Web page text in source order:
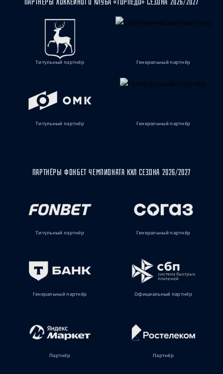
Титульный партнёр Генеральный партнёр
Титульный партнёр Генеральный партнёр
ПАРТНЁРЫ ФОНБЕТ ЧЕМПИОНАТА КХЛ СЕЗОНА 2026/2027
Титульный партнёр Генеральный партнёр
Генеральный партнёр Официальный партнёр
Партнёр Партнёр